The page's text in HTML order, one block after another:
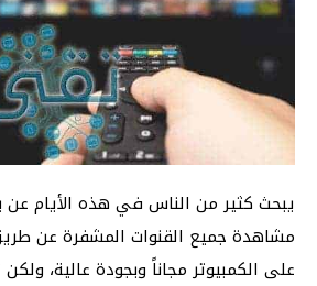
يبحث كثير من الناس في هذه الأيام عن
مشاهدة جميع القنوات المشفرة عن
على الكمبيوتر مجاناً وبجودة عالية،